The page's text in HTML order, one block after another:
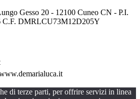
Gesso 20 - 12100 Cuneo CN - P.I.
C.F. DMRLCU73M12D205Y
di terze parti, per offrire servizi in linea